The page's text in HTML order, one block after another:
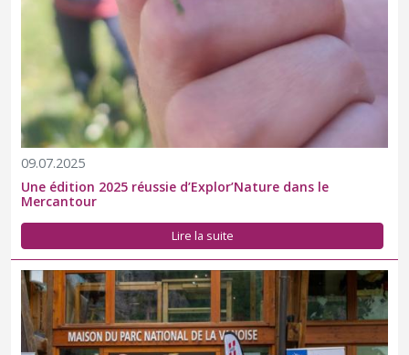
09.07.2025
Une édition 2025 réussie d’Explor’Nature dans le
Mercantour
Lire la suite